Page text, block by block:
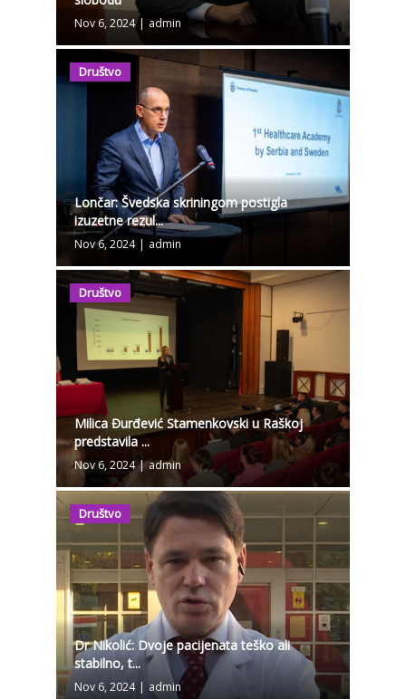
Nov 6, 2024 | admin
Društvo
Lončar: Švedska skriningom postigla
izuzetne rezul...
Nov 6, 2024 | admin
Društvo
Milica Đurđević Stamenkovski u Raškoj
predstavila ...
Nov 6, 2024 | admin
Društvo
Dr Nikolić: Dvoje pacijenata teško ali
stabilno, t...
Nov 6, 2024 | admin